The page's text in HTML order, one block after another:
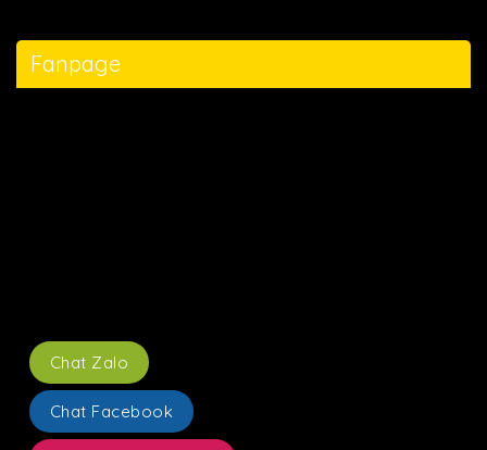
Chat Zalo
Chat Facebook
Fanpage